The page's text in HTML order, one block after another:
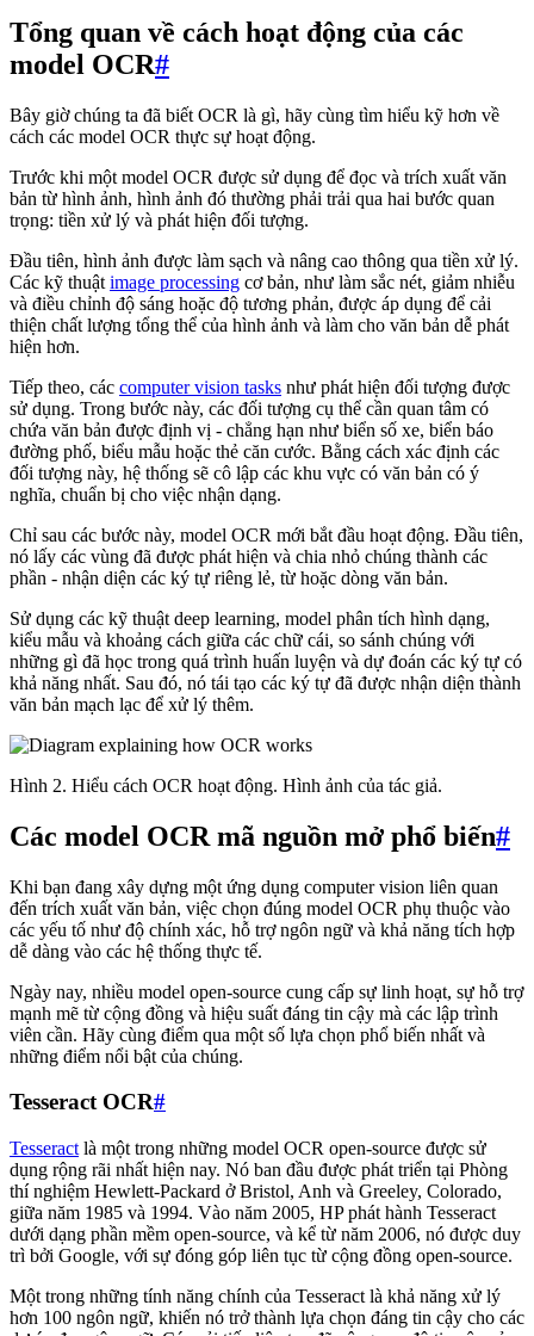
Tổng quan về cách hoạt động của các
model OCR#
Bây giờ chúng ta đã biết OCR là gì, hãy cùng tìm hiểu kỹ hơn về
cách các model OCR thực sự hoạt động.
Trước khi một model OCR được sử dụng để đọc và trích xuất văn
bản từ hình ảnh, hình ảnh đó thường phải trải qua hai bước quan
trọng: tiền xử lý và phát hiện đối tượng.
Đầu tiên, hình ảnh được làm sạch và nâng cao thông qua tiền xử lý.
Các kỹ thuật image processing cơ bản, như làm sắc nét, giảm nhiễu
và điều chỉnh độ sáng hoặc độ tương phản, được áp dụng để cải
thiện chất lượng tổng thể của hình ảnh và làm cho văn bản dễ phát
hiện hơn.
Tiếp theo, các computer vision tasks như phát hiện đối tượng được
sử dụng. Trong bước này, các đối tượng cụ thể cần quan tâm có
chứa văn bản được định vị - chẳng hạn như biển số xe, biển báo
đường phố, biểu mẫu hoặc thẻ căn cước. Bằng cách xác định các
đối tượng này, hệ thống sẽ cô lập các khu vực có văn bản có ý
nghĩa, chuẩn bị cho việc nhận dạng.
Chỉ sau các bước này, model OCR mới bắt đầu hoạt động. Đầu tiên,
nó lấy các vùng đã được phát hiện và chia nhỏ chúng thành các
phần - nhận diện các ký tự riêng lẻ, từ hoặc dòng văn bản.
Sử dụng các kỹ thuật deep learning, model phân tích hình dạng,
kiểu mẫu và khoảng cách giữa các chữ cái, so sánh chúng với
những gì đã học trong quá trình huấn luyện và dự đoán các ký tự có
khả năng nhất. Sau đó, nó tái tạo các ký tự đã được nhận diện thành
văn bản mạch lạc để xử lý thêm.
Hình 2. Hiểu cách OCR hoạt động. Hình ảnh của tác giả.
Các model OCR mã nguồn mở phổ biến#
Khi bạn đang xây dựng một ứng dụng computer vision liên quan
đến trích xuất văn bản, việc chọn đúng model OCR phụ thuộc vào
các yếu tố như độ chính xác, hỗ trợ ngôn ngữ và khả năng tích hợp
dễ dàng vào các hệ thống thực tế.
Ngày nay, nhiều model open-source cung cấp sự linh hoạt, sự hỗ trợ
mạnh mẽ từ cộng đồng và hiệu suất đáng tin cậy mà các lập trình
viên cần. Hãy cùng điểm qua một số lựa chọn phổ biến nhất và
những điểm nổi bật của chúng.
Tesseract OCR#
Tesseract là một trong những model OCR open-source được sử
dụng rộng rãi nhất hiện nay. Nó ban đầu được phát triển tại Phòng
thí nghiệm Hewlett-Packard ở Bristol, Anh và Greeley, Colorado,
giữa năm 1985 và 1994. Vào năm 2005, HP phát hành Tesseract
dưới dạng phần mềm open-source, và kể từ năm 2006, nó được duy
trì bởi Google, với sự đóng góp liên tục từ cộng đồng open-source.
Một trong những tính năng chính của Tesseract là khả năng xử lý
hơn 100 ngôn ngữ, khiến nó trở thành lựa chọn đáng tin cậy cho các